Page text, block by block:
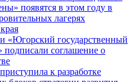
появятся в этом году в
лагерях
«Югорский государственный
подписали соглашение о
к разработке